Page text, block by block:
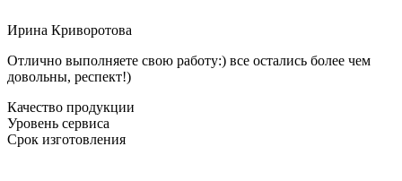
Ирина Криворотова
Отлично выполняете свою работу:) все остались более чем
довольны, респект!)
Качество продукции
Уровень сервиса
Срок изготовления